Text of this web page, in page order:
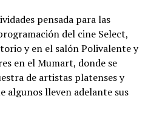
pensada para las
del cine Select,
y en el salón Polivalente y
en el Mumart, donde se
de artistas platenses y
algunos lleven adelante sus